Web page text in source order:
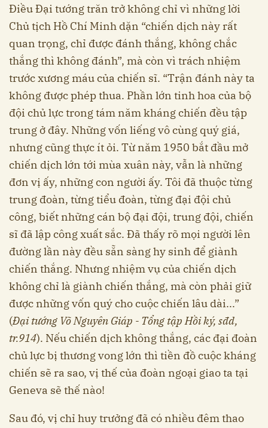
Điều Đại tướng trăn trở không chỉ vì những lời
Chủ tịch Hồ Chí Minh dặn “chiến dịch này rất
quan trọng, chỉ được đánh thắng, không chắc
thắng thì không đánh”, mà còn vì trách nhiệm
trước xương máu của chiến sĩ. “Trận đánh này ta
không được phép thua. Phần lớn tinh hoa của bộ
đội chủ lực trong tám năm kháng chiến đều tập
trung ở đây. Những vốn liếng vô cùng quý giá,
nhưng cũng thực ít ỏi. Từ năm 1950 bắt đầu mở
chiến dịch lớn tới mùa xuân này, vẫn là những
đơn vị ấy, những con người ấy. Tôi đã thuộc từng
trung đoàn, từng tiểu đoàn, từng đại đội chủ
công, biết những cán bộ đại đội, trung đội, chiến
sĩ đã lập công xuất sắc. Đã thấy rõ mọi người lên
đường lần này đều sẵn sàng hy sinh để giành
chiến thắng. Nhưng nhiệm vụ của chiến dịch
không chỉ là giành chiến thắng, mà còn phải giữ
được những vốn quý cho cuộc chiến lâu dài...”
(Đại tướng Võ Nguyên Giáp - Tổng tập Hồi ký, sđd,
tr.914). Nếu chiến dịch không thắng, các đại đoàn
chủ lực bị thương vong lớn thì tiền đồ cuộc kháng
chiến sẽ ra sao, vị thế của đoàn ngoại giao ta tại
Geneva sẽ thế nào!
Sau đó, vị chỉ huy trưởng đã có nhiều đêm thao